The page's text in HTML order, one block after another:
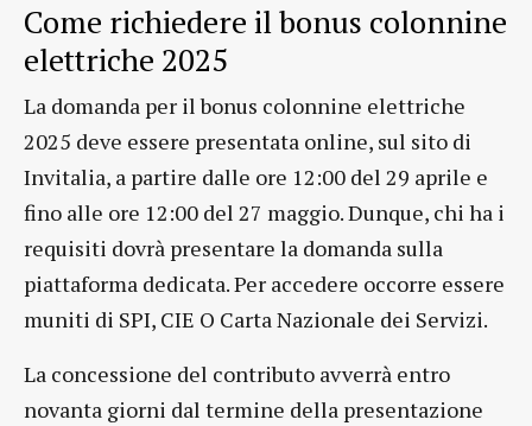
Come richiedere il bonus colonnine
elettriche 2025
La domanda per il bonus colonnine elettriche
2025 deve essere presentata online, sul sito di
Invitalia, a partire dalle ore 12:00 del 29 aprile e
fino alle ore 12:00 del 27 maggio. Dunque, chi ha i
requisiti dovrà presentare la domanda sulla
piattaforma dedicata. Per accedere occorre essere
muniti di SPI, CIE O Carta Nazionale dei Servizi.
La concessione del contributo avverrà entro
novanta giorni dal termine della presentazione